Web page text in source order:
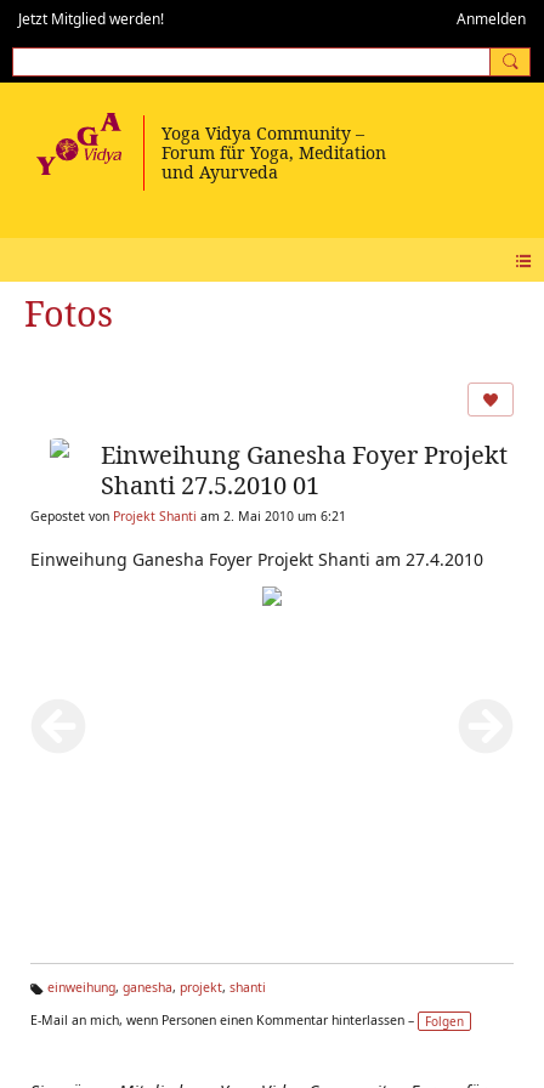
Jetzt Mitglied werden! Anmelden
Fotos
Einweihung Ganesha Foyer Projekt
Shanti 27.5.2010 01
Gepostet von Projekt Shanti am 2. Mai 2010 um 6:21
Einweihung Ganesha Foyer Projekt Shanti am 27.4.2010
g
einweihung, ganesha, projekt, shanti
E-Mail an mich, wenn Personen einen Kommentar hinterlassen –
Folgen